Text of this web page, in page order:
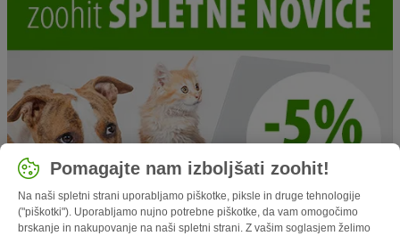
Pomagajte nam izboljšati zoohit!
Na naši spletni strani uporabljamo piškotke, piksle in druge tehnologije
("piškotki"). Uporabljamo nujno potrebne piškotke, da vam omogočimo
brskanje in nakupovanje na naši spletni strani. Z vašim soglasjem želimo